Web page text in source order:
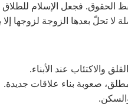
الحقوق. فجعل الإسلام للطلاق
لا تحلّ بعدها الزوجة لزوجها
والاكتئاب عند الأبناء.
صعوبة بناء علاقات جديدة.